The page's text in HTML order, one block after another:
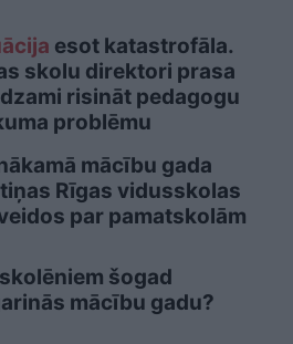
esot katastrofāla.
skolu direktori prasa
risināt pedagogu
problēmu
mācību gada
Rīgas vidusskolas
par pamatskolām
skolēniem šogad
mācību gadu?